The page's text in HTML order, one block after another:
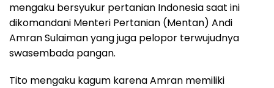
mengaku bersyukur pertanian Indonesia saat ini
dikomandani Menteri Pertanian (Mentan) Andi
Amran Sulaiman yang juga pelopor terwujudnya
swasembada pangan.
Tito mengaku kagum karena Amran memiliki